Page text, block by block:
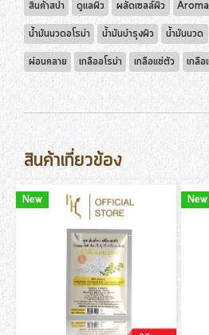
สินค้าสปา ดูแลผิว ผลัดเซลล์ผิว
น้ำมันนวดอโรม่า
น้ำมันบำรุงผิว น้ำมันนวด
ผ่อนคลาย
เกลืออโรม่า เกลือแช่ตัว เกลือ
สินค้าเกี่ยวข้อง
New New